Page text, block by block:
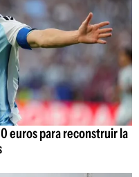
euros para reconstruir la